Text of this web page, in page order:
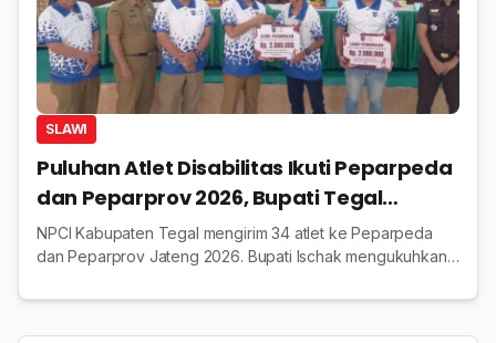
SLAWI
Puluhan Atlet Disabilitas Ikuti Peparpeda
dan Peparprov 2026, Bupati Tegal
Targetkan masuk10 Besar
NPCI Kabupaten Tegal mengirim 34 atlet ke Peparpeda
dan Peparprov Jateng 2026. Bupati Ischak mengukuhkan